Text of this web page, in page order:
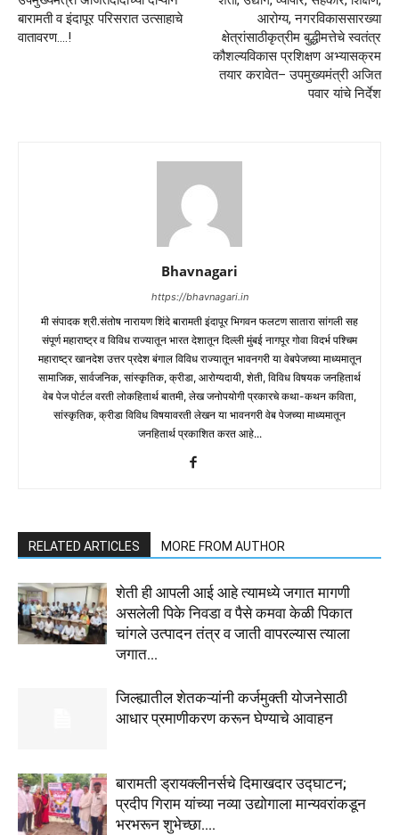
बारामती व इंदापूर परिसरात उत्साहाचे
वातावरण….!
आरोग्य, नगरविकाससारख्या
क्षेत्रांसाठीकृत्रीम बुद्धीमत्तेचे स्वतंत्र
कौशल्यविकास प्रशिक्षण अभ्यासक्रम
तयार करावेत– उपमुख्यमंत्री अजित
पवार यांचे निर्देश
Bhavnagari
https://bhavnagari.in
मी संपादक श्री.संतोष नारायण शिंदे बारामती इंदापूर भिगवन फलटण सातारा सांगली सह
संपूर्ण महाराष्ट्र व विविध राज्यातून भारत देशातून दिल्ली मुंबई नागपूर गोवा विदर्भ पश्चिम
महाराष्ट्र खानदेश उत्तर प्रदेश बंगाल विविध राज्यातून भावनगरी या वेबपेजच्या माध्यमातून
सामाजिक, सार्वजनिक, सांस्कृतिक, क्रीडा, आरोग्यदायी, शेती, विविध विषयक जनहितार्थ
वेब पेज पोर्टल वरती लोकहितार्थ बातमी, लेख जनोपयोगी प्रकारचे कथा-कथन कविता,
सांस्कृतिक, क्रीडा विविध विषयावरती लेखन या भावनगरी वेब पेजच्या माध्यमातून
जनहितार्थ प्रकाशित करत आहे...
RELATED ARTICLES MORE FROM AUTHOR
शेती ही आपली आई आहे त्यामध्ये जगात मागणी
असलेली पिके निवडा व पैसे कमवा केळी पिकात
चांगले उत्पादन तंत्र व जाती वापरल्यास त्याला
जगात...
जिल्ह्यातील शेतकऱ्यांनी कर्जमुक्ती योजनेसाठी
आधार प्रमाणीकरण करून घेण्याचे आवाहन
बारामती ड्रायक्लीनर्सचे दिमाखदार उद्घाटन;
प्रदीप गिराम यांच्या नव्या उद्योगाला मान्यवरांकडून
भरभरून शुभेच्छा….